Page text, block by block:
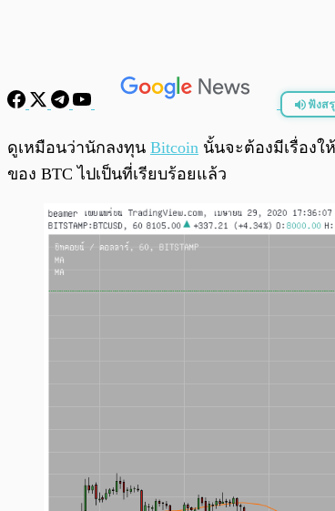
ฟังส
พร้อมเล่น
ดูเหมือนว่านักลงทุน Bitcoin นั้นจะต้องมีเรื่อง
ของ BTC ไปเป็นที่เรียบร้อยแล้ว